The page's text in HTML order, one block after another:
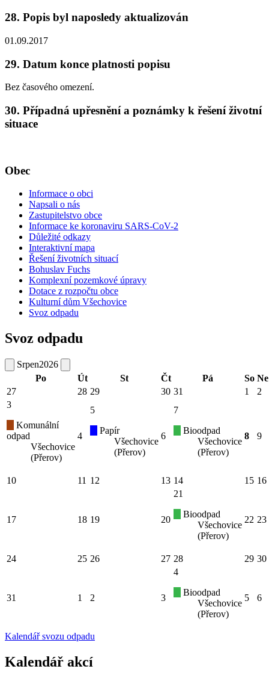
28. Popis byl naposledy aktualizován
01.09.2017
29. Datum konce platnosti popisu
Bez časového omezení.
30. Případná upřesnění a poznámky k řešení životní
situace
Obec
Informace o obci
Napsali o nás
Zastupitelstvo obce
Informace ke koronaviru SARS-CoV-2
Důležité odkazy
Interaktivní mapa
Řešení životních situací
Bohuslav Fuchs
Komplexní pozemkové úpravy
Dotace z rozpočtu obce
Kulturní dům Všechovice
Svoz odpadu
Svoz odpadu
Srpen2026
Po
Út St Čt Pá So Ne
27
28 29 30 31 1
2
3
Komunální
odpad
Všechovice
(Přerov)
4
5
Papír
Všechovice
(Přerov)
6
7
Bioodpad
Všechovice
(Přerov)
8 9
10 11 12 13 14 15 16
17 18 19 20
21
Bioodpad
Všechovice
(Přerov)
22 23
24 25 26 27 28 29 30
31 1 2 3
4
Bioodpad
Všechovice
(Přerov)
5 6
Kalendář svozu odpadu
Kalendář akcí